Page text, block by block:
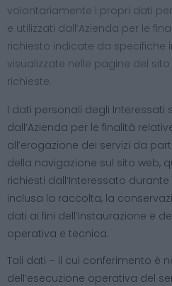
volontariamente i propri dati
e utilizzati dall’Azienda per le
richiesto indicate da specifiche
visualizzate nelle pagine del
richieste.
I dati personali degli Interessati
dall’Azienda per le finalità
all’erogazione dei servizi da
della navigazione sul sito web,
richiesti dall’Interessato
inclusa la raccolta, la
dati ai fini dell’instaurazione e
operativa e tecnica.
Tali dati – il cui conferimento è
dell’esecuzione operativa del